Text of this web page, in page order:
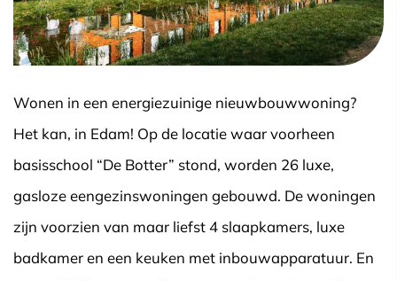
Wonen in een energiezuinige nieuwbouwwoning?
Het kan, in Edam! Op de locatie waar voorheen
basisschool “De Botter” stond, worden 26 luxe,
gasloze eengezinswoningen gebouwd. De woningen
zijn voorzien van maar liefst 4 slaapkamers, luxe
badkamer en een keuken met inbouwapparatuur. En